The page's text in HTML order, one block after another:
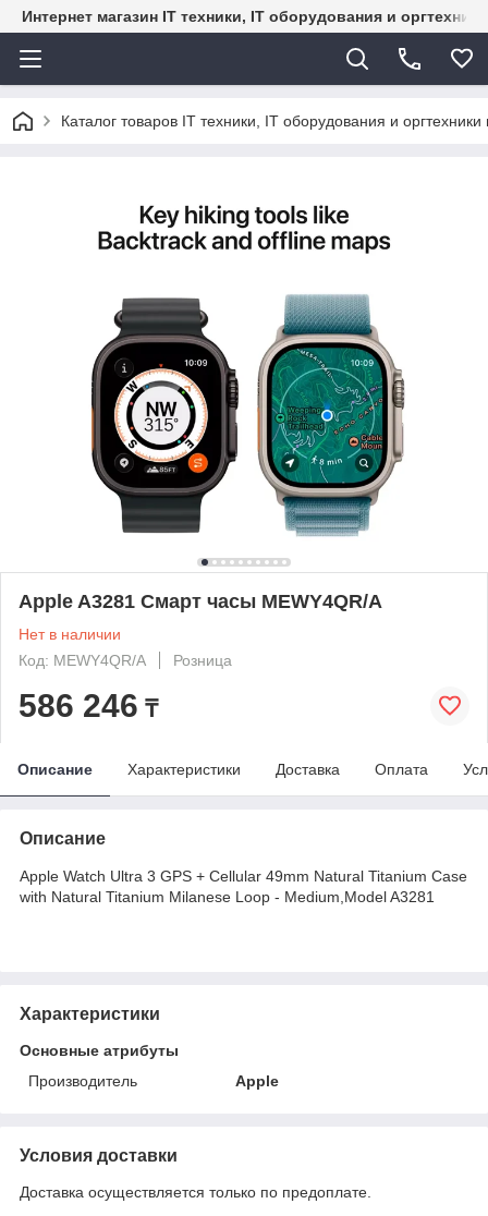
Интернет магазин IT техники, IT оборудования и
Каталог товаров IT техники, IT оборудования и
Apple A3281 Смарт часы MEWY4QR/A
Нет в наличии
Код: MEWY4QR/A
Розница
586 246 ₸
Описание Характеристики Доставка Оплата
Описание
Apple Watch Ultra 3 GPS + Cellular 49mm Natural Titanium Case
with Natural Titanium Milanese Loop - Medium,Model A3281
Характеристики
Основные атрибуты
Производитель
Apple
Условия доставки
Доставка осуществляется только по предоплате.